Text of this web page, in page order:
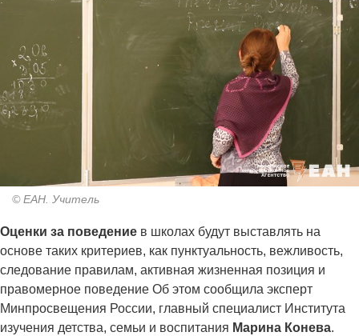
© ЕАН. Учитель
Оценки за поведение в школах будут выставлять на
основе таких критериев, как пунктуальность, вежливость,
следование правилам, активная жизненная позиция и
правомерное поведение Об этом сообщила эксперт
Минпросвещения России, главный специалист Института
изучения детства, семьи и воспитания Марина Конева.